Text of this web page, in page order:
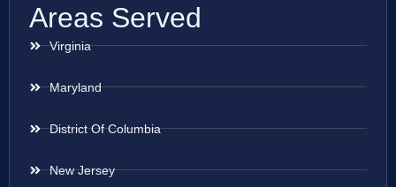
Areas Served
Virginia
Maryland
District Of Columbia
New Jersey